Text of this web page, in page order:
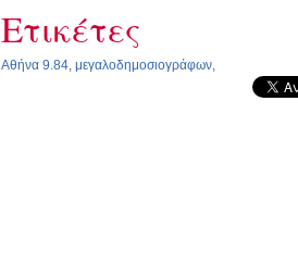
Ετικέτες
Αθήνα 9.84, μεγαλοδημοσιογράφων,